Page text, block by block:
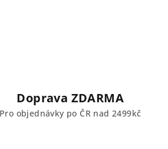
Doprava ZDARMA
Pro objednávky po ČR nad 2499kč